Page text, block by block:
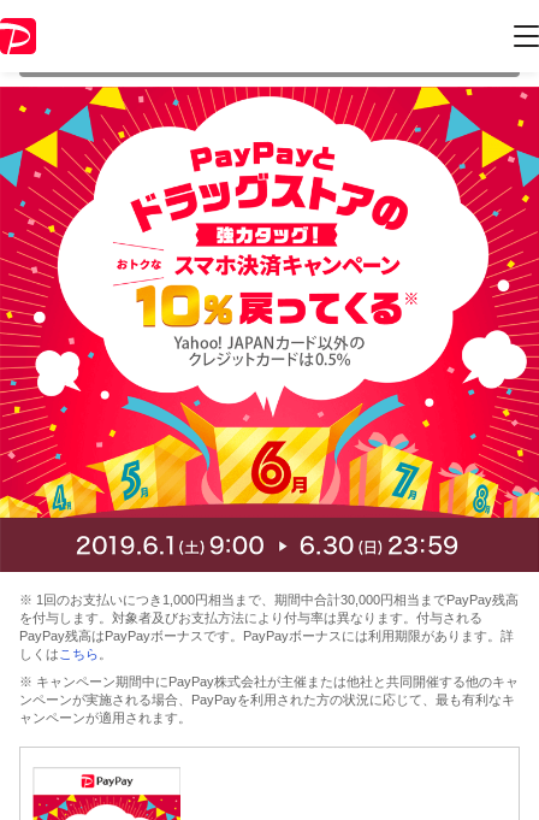
情報はキャンペーン終了時点のものになります。
※ 1回のお支払いにつき1,000円相当まで、期間中合計30,000円相当までPayPay残高
を付与します。対象者及びお支払方法により付与率は異なります。付与される
PayPay残高はPayPayボーナスです。PayPayボーナスには利用期限があります。詳
しくは こちら
※ キャンペーン期間中にPayPay株式会社が主催または他社と共同開催する他のキャ
ンペーンが実施される場合、PayPayを利用された方の状況に応じて、最も有利なキ
ャンペーンが適用されます。